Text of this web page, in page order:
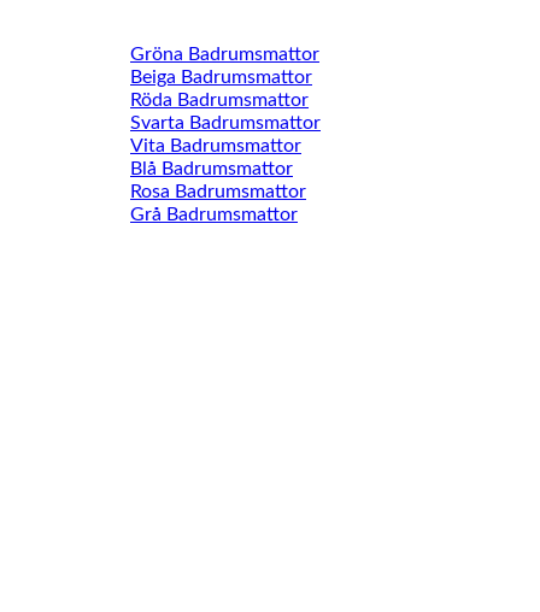
Gröna Badrumsmattor
Beiga Badrumsmattor
Röda Badrumsmattor
Svarta Badrumsmattor
Vita Badrumsmattor
Blå Badrumsmattor
Rosa Badrumsmattor
Grå Badrumsmattor